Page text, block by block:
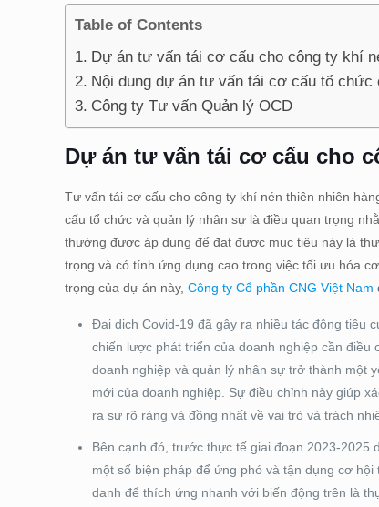
Table of Contents
Dự án tư vấn tái cơ cấu cho công ty khí
Nội dung dự án tư vấn tái cơ cấu tổ chức
Công ty Tư vấn Quản lý OCD
Dự án tư vấn tái cơ cấu cho
Tư vấn tái cơ cấu cho công ty khí nén thiên nhiên
cấu tổ chức và quản lý nhân sự là điều quan trọng
thường được áp dụng để đạt được mục tiêu này là
trọng và có tính ứng dụng cao trong việc tối ưu hóa
trọng của dự án này,Công ty Cổ phần CNG Việt Nam
Đại dịch Covid-19 đã gây ra nhiều tác động tiêu
chiến lược phát triển của doanh nghiệp cần
doanh nghiệp và quản lý nhân sự trở thành một
mới của doanh nghiệp. Sự điều chỉnh này giúp
ra sự rõ ràng và đồng nhất về vai trò và trách
Bên cạnh đó, trước thực tế giai đoạn 2023-2025
một số biện pháp để ứng phó và tận dụng cơ
danh để thích ứng nhanh với biến động trên là